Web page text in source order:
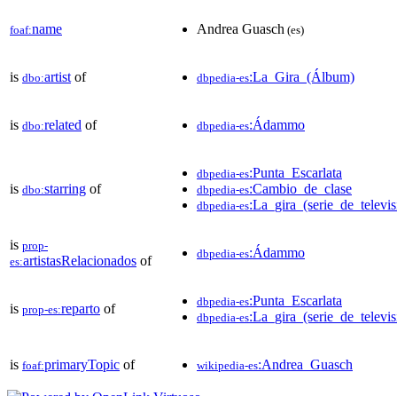
foaf:name Andrea Guasch (es)
is dbo:artist of dbpedia-es:La_Gira_(Álbum)
is dbo:related of dbpedia-es:Ádammo
is dbo:starring of
dbpedia-es:Punta_Escarlata
dbpedia-es:Cambio_de_clase
dbpedia-es
is prop-
es:artistasRelacionados of dbpedia-es:Ádammo
is prop-es:reparto of dbpedia-es:Punta_Escarlata
dbpedia-es
is foaf:primaryTopic of wikipedia-es:Andrea_Guasch